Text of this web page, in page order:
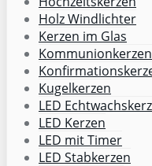
Holz Windlichter
Kerzen im Glas
Kommunionkerzen
Kugelkerzen
LED
LED Kerzen
LED mit Timer
LED Stabkerzen